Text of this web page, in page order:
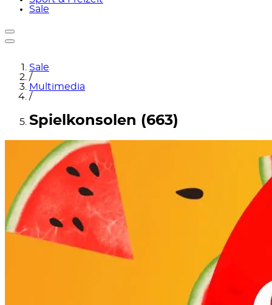
Sale
Sale
/
Multimedia
/
Spielkonsolen (663)